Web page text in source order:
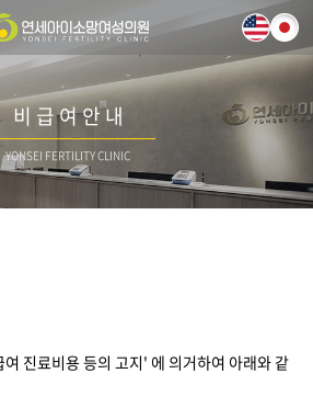
비 급 여 안 내
YONSEI FERTILITY CLINIC
진료비용 등의 고지' 에 의거하여 아래와 같